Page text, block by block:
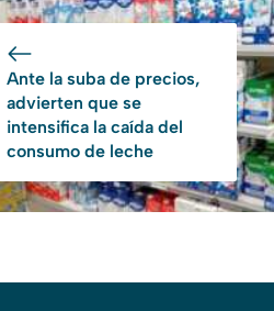
Ante la suba de precios,
advierten que se
intensifica la caída del
consumo de leche